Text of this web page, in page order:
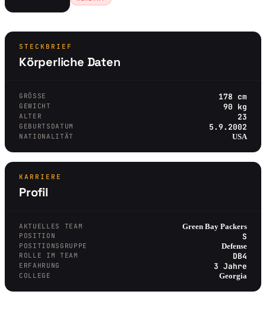
STECKBRIEF
Körperliche Daten
GRÖSSE 178 cm
GEWICHT 90 kg
ALTER 23
GEBURTSDATUM 5.9.2002
NATIONALITÄT USA
KARRIERE
Profil
AKTUELLES TEAM Green Bay Packers
POSITION S
POSITIONSGRUPPE Defense
ROLLE IM TEAM DB4
ERFAHRUNG 3 Jahre
COLLEGE Georgia